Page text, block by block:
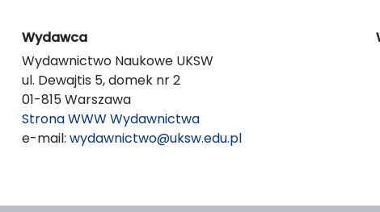
Wydawca
Wydawnictwo Naukowe UKSW
ul. Dewajtis 5, domek nr 2
01-815 Warszawa
Strona WWW Wydawnictwa
e-mail: wydawnictwo@uksw.edu.pl